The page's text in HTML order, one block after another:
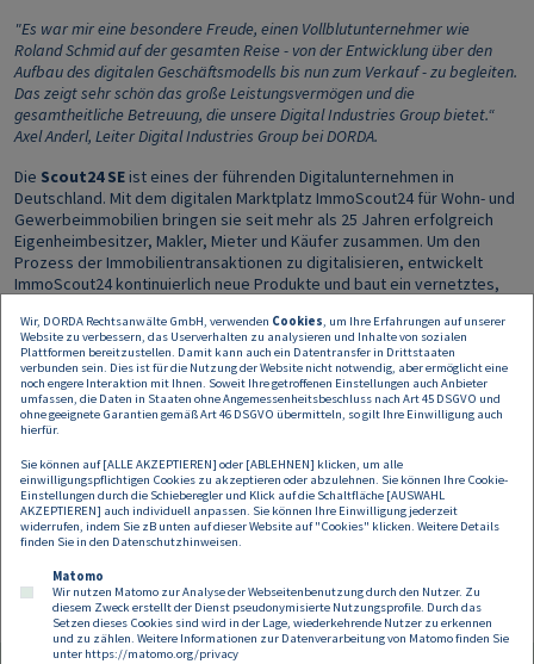
"Es war mir eine besondere Freude, einen Vollblutunternehmer wie
Roland Schmid auf der gesamten Reise - von der Entwicklung über den
Aufbau des digitalen Geschäftsmodells bis nun zum Verkauf - zu begleiten.
Das zeigt sehr schön das große Leistungsvermögen und die
gesamtheitliche Betreuung, die unsere Digital Industries Group bietet.“
Axel Anderl, Leiter Digital Industries Group bei DORDA.
Die Scout24 SE ist eines der führenden Digitalunternehmen in
Deutschland. Mit dem digitalen Marktplatz ImmoScout24 für Wohn- und
Gewerbeimmobilien bringen sie seit mehr als 25 Jahren erfolgreich
Eigenheimbesitzer, Makler, Mieter und Käufer zusammen. Um den
Prozess der Immobilientransaktionen zu digitalisieren, entwickelt
ImmoScout24 kontinuierlich neue Produkte und baut ein vernetztes,
Deutschland und Österreich auf.
DasTeam von DORDAbestand aus den Partnern Christian Ritschka
(M&A; Federführung), Axel Anderl (IP/IT/Datenschutz; Leiter Digital
Kühnert (Kartellrecht)und Nino Tlapak (Datenschutz) sowie
Rechtsanwälten Ulrich Weinstich (M&A), Mirko Marjanovic (Kartellrecht),
Florina Thenmayer (Arbeitsrecht) und Associate Max Simon Lesjak
(M&A).
Wir, DORDA Rechtsanwälte GmbH, verwenden Cookies, um Ihre Erfahrungen auf unserer
Website zu verbessern, das Userverhalten zu analysieren und Inhalte von sozialen
Plattformen bereitzustellen. Damit kann auch ein Datentransfer in Drittstaaten
verbunden sein. Dies ist für die Nutzung der Website nicht notwendig, aber ermöglicht eine
noch engere Interaktion mit Ihnen. Soweit Ihre getroffenen Einstellungen auch Anbieter
umfassen, die Daten in Staaten ohne Angemessenheitsbeschluss nach Art 45 DSGVO und
ohne geeignete Garantien gemäß Art 46 DSGVO übermitteln, so gilt Ihre Einwilligung auch
hierfür.
Sie können auf [ALLE AKZEPTIEREN] oder [ABLEHNEN] klicken, um alle
einwilligungspflichtigen Cookies zu akzeptieren oder abzulehnen. Sie können Ihre Cookie-
Einstellungen durch die Schieberegler und Klick auf die Schaltfläche [AUSWAHL
AKZEPTIEREN] auch individuell anpassen. Sie können Ihre Einwilligung jederzeit
widerrufen, indem Sie zB unten auf dieser Website auf "Cookies" klicken. Weitere Details
finden Sie in den Datenschutzhinweisen.
Matomo
Wir nutzen Matomo zur Analyse der Webseitenbenutzung durch den Nutzer. Zu
diesem Zweck erstellt der Dienst pseudonymisierte Nutzungsprofile. Durch das
Setzen dieses Cookies sind wird in der Lage, wiederkehrende Nutzer zu erkennen
und zu zählen. Weitere Informationen zur Datenverarbeitung von Matomo finden Sie
unter https://matomo.org/privacy